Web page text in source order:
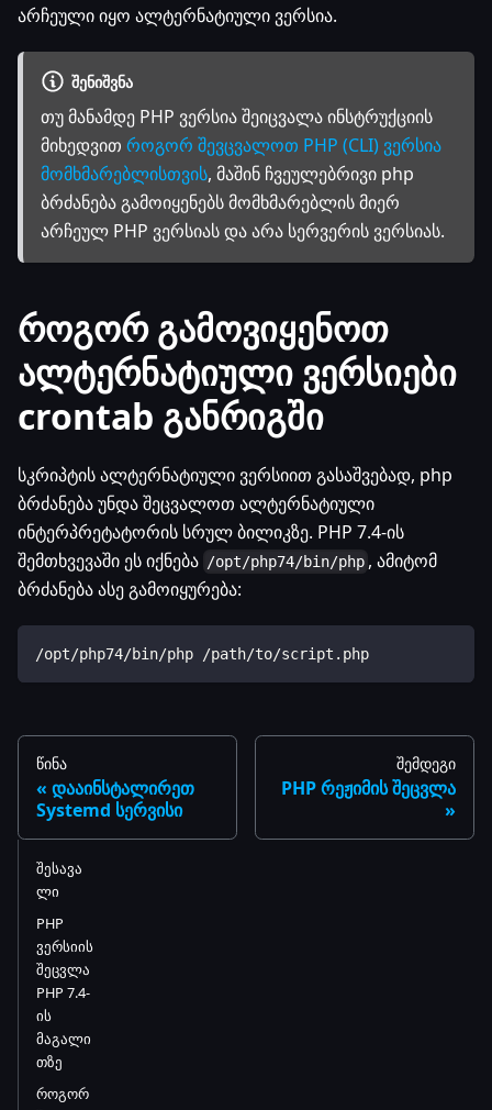
არჩეული იყო ალტერნატიული ვერსია.
ᲨᲔᲜᲘᲨᲕᲜᲐ
თუ მანამდე PHP ვერსია შეიცვალა ინსტრუქციის
მიხედვით როგორ შევცვალოთ PHP (CLI) ვერსია
მომხმარებლისთვის, მაშინ ჩვეულებრივი php
ბრძანება გამოიყენებს მომხმარებლის მიერ
არჩეულ PHP ვერსიას და არა სერვერის ვერსიას.
როგორ გამოვიყენოთ
ალტერნატიული ვერსიები
crontab განრიგში
სკრიპტის ალტერნატიული ვერსიით გასაშვებად, php
ბრძანება უნდა შეცვალოთ ალტერნატიული
ინტერპრეტატორის სრულ ბილიკზე. PHP 7.4-ის
შემთხვევაში ეს იქნება /opt/php74/bin/php , ამიტომ
ბრძანება ასე გამოიყურება:
/opt/php74/bin/php /path/to/script.php
წინა
დააინსტალირეთ
Systemd სერვისი
შემდეგი
PHP რეჟიმის შეცვლა
შესავა
ლი
PHP
ვერსიის
შეცვლა
PHP 7.4-
ის
მაგალი
თზე
როგორ